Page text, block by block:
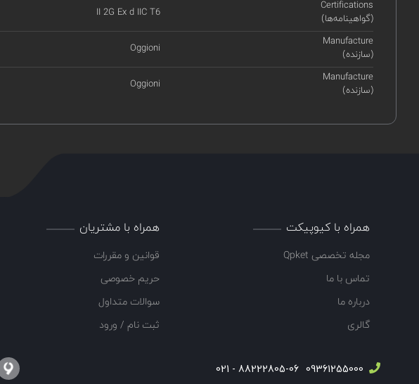
Certifications
(گواهینامه‌ها)
II 2G Ex d IIC T6
Manufacture
(سازنده)
Oggioni
Manufacture
(سازنده)
Oggioni
همراه با کیوپیکت
مجله تخصصی Qpket
تماس با ما
درباره ما
گالری
همراه با مشتریان
قوانین و مقررات
حریم خصوصی
سوالات متداول
ثبت نام / ورود
09361255000
88222805-06 - 021